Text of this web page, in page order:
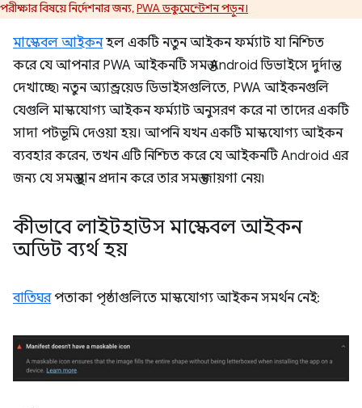
পরীক্ষার বিষয়ে নির্দেশনার জন্য,PWA ডকুমেন্টেশন পড়ুন।
মাস্কেবল আইকনহল একটি নতুন আইকন ফর্ম্যাট যা নিশ্চিত
করে যে আপনার PWA আইকনটি সমস্ত Android ডিভাইসে দুর্দান্ত
দেখাচ্ছে৷ নতুন অ্যান্ড্রয়েড ডিভাইসগুলিতে, PWA আইকনগুলি
যেগুলি মাস্কযোগ্য আইকন ফর্ম্যাট অনুসরণ করে না তাদের একটি
সাদা পটভূমি দেওয়া হয়। আপনি যখন একটি মাস্কযোগ্য আইকন
ব্যবহার করেন, তখন এটি নিশ্চিত করে যে আইকনটি Android এর
জন্য যে সমস্ত স্থান প্রদান করে তার সমস্ত জায়গা নেয়৷
কীভাবে লাইটহাউস মাস্কেবল আইকন
অডিট ব্যর্থ হয়
বাতিঘরপতাকা পৃষ্ঠাগুলিতে মাস্কযোগ্য আইকন সমর্থন নেই: